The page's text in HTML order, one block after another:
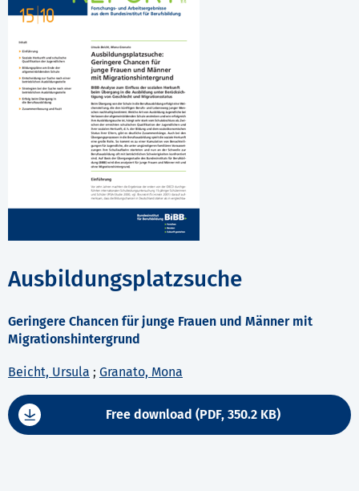
Ausbildungsplatzsuche
Geringere Chancen für junge Frauen und Männer mit
Migrationshintergrund
Beicht, Ursula ; Granato, Mona
Free download (PDF, 350.2 KB)